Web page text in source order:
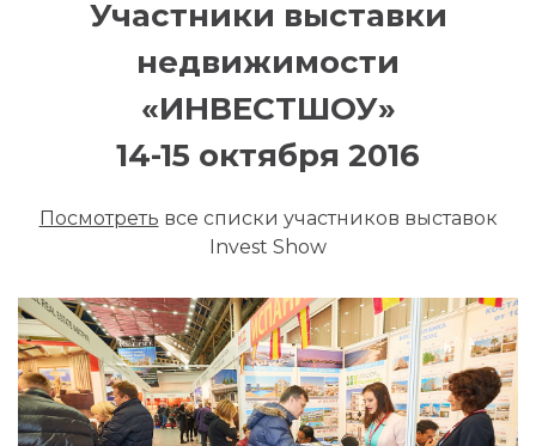
Участники выставки
недвижимости
«ИНВЕСТШОУ»
14-15 октября 2016
Посмотреть все списки участников выставок
Invest Show